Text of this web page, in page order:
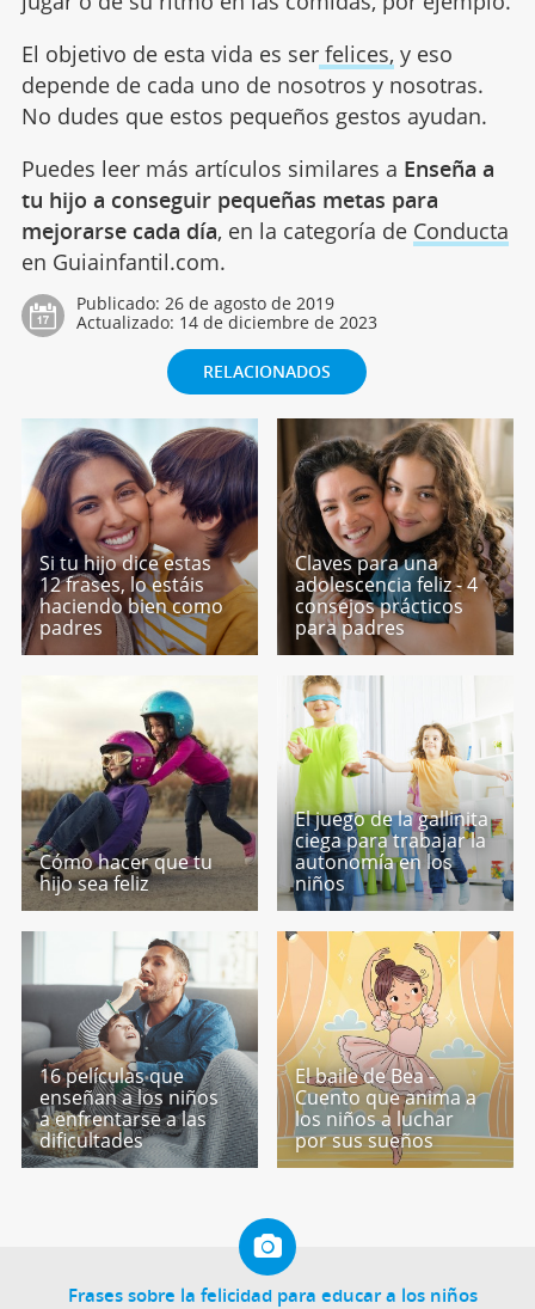
El objetivo de esta vida es serfelices, y eso
depende de cada uno de nosotros y nosotras.
No dudes que estos pequeños gestos ayudan.
Puedes leer más artículos similares a Enseña a
tu hijo a conseguir pequeñas metas para
mejorarse cada día, en la categoría de Conducta
en Guiainfantil.com.
Publicado: 26 de agosto de 2019
Actualizado: 14 de diciembre de 2023
RELACIONADOS
Si tu hijo dice estas
12 frases, lo estáis
haciendo bien como
padres
Claves para una
adolescencia feliz - 4
consejos prácticos
para padres
Cómo hacer que tu
hijo sea feliz
El juego de la gallinita
ciega para trabajar la
autonomía en los
niños
16 películas que
enseñan a los niños
a enfrentarse a las
dificultades
El baile de Bea -
Cuento que anima a
los niños a luchar
por sus sueños
Frases sobre la felicidad para educar a los niños